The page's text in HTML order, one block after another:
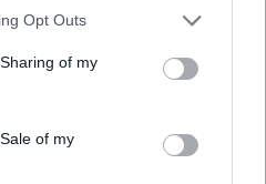
Opt Outs
of my
of my
lo è ancora). Sosa da
non attraverso i
pubblico internazionale
trattando il regime di
mafiosa